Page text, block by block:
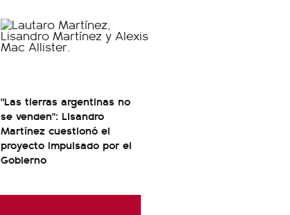
"Las tierras argentinas no
se venden": Lisandro
Martínez cuestionó el
proyecto impulsado por el
Gobierno